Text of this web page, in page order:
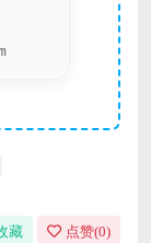
藏 点赞(0)